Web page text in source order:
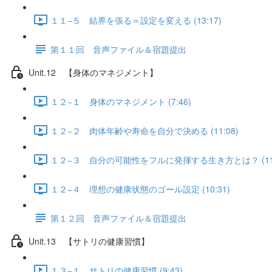
１１−５ 結界を張る＝設定を変える (13:17)
第１１回 音声ファイル＆宿題提出
Unit.12 【身体のマネジメント】
１２−１ 身体のマネジメント (7:46)
１２−２ 肉体年齢や寿命を自分で決める (11:08)
１２−３ 自分の可能性をフルに発揮する生き方とは？
１２−４ 理想の健康状態のゴール設定 (10:31)
第１２回 音声ファイル＆宿題提出
Unit.13 【サトリの健康習慣】